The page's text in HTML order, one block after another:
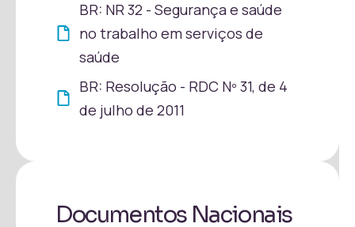
BR: NR 32 - Segurança e saúde
no trabalho em serviços de
saúde
BR: Resolução - RDC Nº 31, de 4
de julho de 2011
Documentos Nacionais